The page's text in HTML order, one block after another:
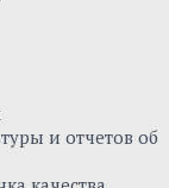
и отчетов об